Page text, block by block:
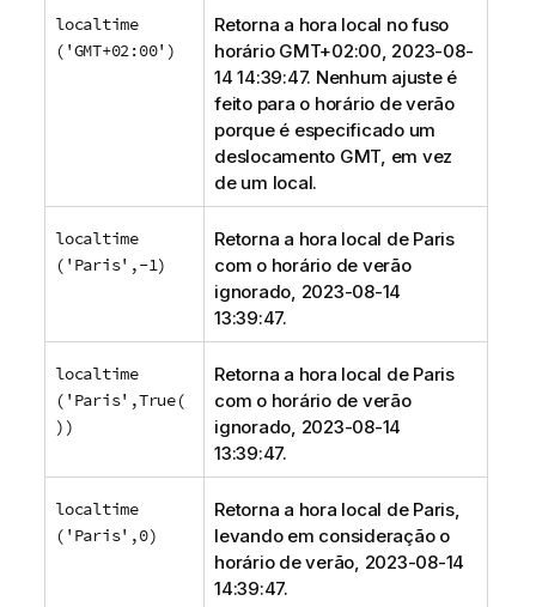
localtime
('GMT+02:00')
Retorna a hora local no fuso
horário GMT+02:00, 2023-08-
14 14:39:47. Nenhum ajuste é
feito para o horário de verão
porque é especificado um
deslocamento GMT, em vez
de um local.
localtime
('Paris',-1)
Retorna a hora local de Paris
com o horário de verão
ignorado, 2023-08-14
13:39:47.
localtime
('Paris',True(
))
Retorna a hora local de Paris
com o horário de verão
ignorado, 2023-08-14
13:39:47.
localtime
('Paris',0)
Retorna a hora local de Paris,
levando em consideração o
horário de verão, 2023-08-14
14:39:47.